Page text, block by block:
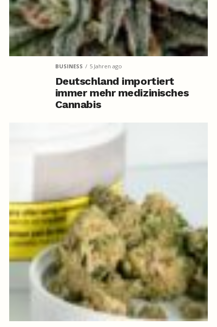
BUSINESS 5 Jahren ago
Deutschland importiert
immer mehr medizinisches
Cannabis